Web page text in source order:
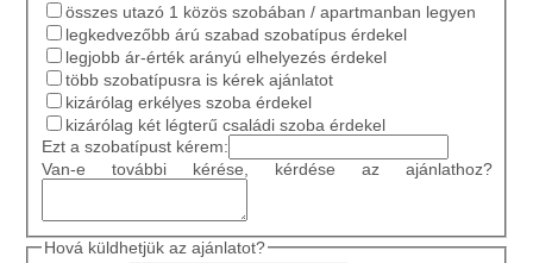
összes utazó 1 közös szobában / apartmanban legyen
legkedvezőbb árú szabad szobatípus érdekel
legjobb ár-érték arányú elhelyezés érdekel
több szobatípusra is kérek ajánlatot
kizárólag erkélyes szoba érdekel
kizárólag két légterű családi szoba érdekel
Ezt a szobatípust kérem:
Van-e további kérése, kérdése az ajánlathoz?
Hová küldhetjük az ajánlatot?